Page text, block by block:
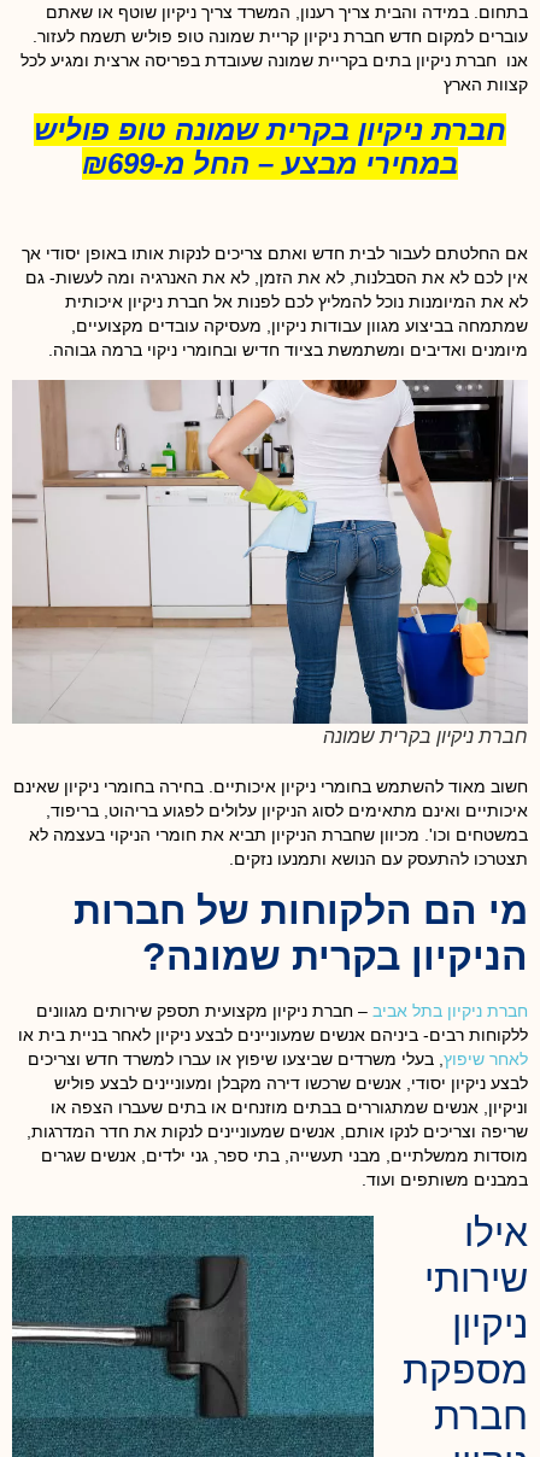
בתחום. במידה והבית צריך רענון, המשרד צריך ניקיון שוטף או שאתם
עוברים למקום חדש חברת ניקיון קריית שמונה טופ פוליש תשמח לעזור.
אנו חברת ניקיון בתים בקריית שמונה שעובדת בפריסה ארצית ומגיע לכל
קצוות הארץ
חברת ניקיון בקרית שמונה טופ פוליש
במחירי מבצע – החל מ-₪699
אם החלטתם לעבור לבית חדש ואתם צריכים לנקות אותו באופן יסודי אך
אין לכם לא את הסבלנות, לא את הזמן, לא את האנרגיה ומה לעשות- גם
לא את המיומנות נוכל להמליץ לכם לפנות אל חברת ניקיון איכותית
שמתמחה בביצוע מגוון עבודות ניקיון, מעסיקה עובדים מקצועיים,
מיומנים ואדיבים ומשתמשת בציוד חדיש ובחומרי ניקוי ברמה גבוהה.
חברת ניקיון בקרית שמונה
חשוב מאוד להשתמש בחומרי ניקיון איכותיים. בחירה בחומרי ניקיון שאינם
איכותיים ואינם מתאימים לסוג הניקיון עלולים לפגוע בריהוט, בריפוד,
במשטחים וכו'. מכיוון שחברת הניקיון תביא את חומרי הניקוי בעצמה לא
תצטרכו להתעסק עם הנושא ותמנעו נזקים.
מי הם הלקוחות של חברות
הניקיון בקרית שמונה?
חברת ניקיון בתל אביב – חברת ניקיון מקצועית תספק שירותים מגוונים
ללקוחות רבים- ביניהם אנשים שמעוניינים לבצע ניקיון לאחר בניית בית או
לאחר שיפוץ, בעלי משרדים שביצעו שיפוץ או עברו למשרד חדש וצריכים
לבצע ניקיון יסודי, אנשים שרכשו דירה מקבלן ומעוניינים לבצע פוליש
וניקיון, אנשים שמתגוררים בבתים מוזנחים או בתים שעברו הצפה או
שריפה וצריכים לנקו אותם, אנשים שמעוניינים לנקות את חדר המדרגות,
מוסדות ממשלתיים, מבני תעשייה, בתי ספר, גני ילדים, אנשים שגרים
במבנים משותפים ועוד.
אילו
שירותי
ניקיון
מספקת
חברת